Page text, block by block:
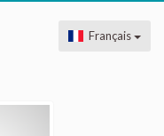
Français